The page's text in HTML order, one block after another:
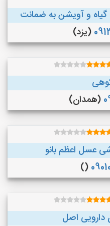
(یزد)
(همدان)
عسل اعظم بانو
()
دارویی اصل